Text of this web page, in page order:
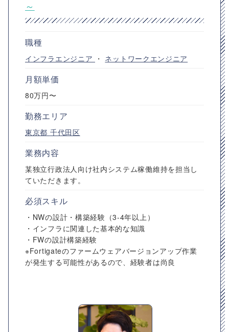
～
職種
インフラエンジニア ・ ネットワークエンジニア
月額単価
80万円〜
勤務エリア
東京都 千代田区
業務内容
某独立行政法人向け社内システム稼働維持を担当し
ていただきます。
必須スキル
・NWの設計・構築経験（3-4年以上）
・インフラに関連した基本的な知識
・FWの設計構築経験
※Fortigateのファームウェアバージョンアップ作業
が発生する可能性があるので、経験者は尚良